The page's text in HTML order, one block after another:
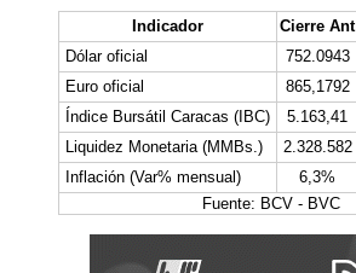
Indicador Cierre Ant
Dólar oficial
752.0943
Euro oficial
865,1792
Índice Bursátil Caracas (IBC)
5.163,41
Liquidez Monetaria (MMBs.)
2.328.582
Inflación (Var% mensual)
6,3%
Fuente: BCV - BVC